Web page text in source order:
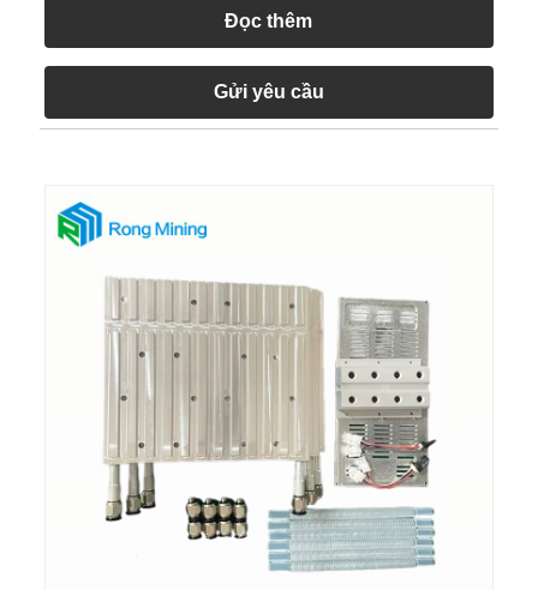
Đọc thêm
Gửi yêu cầu